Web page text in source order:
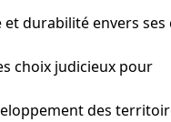
durabilité envers ses
choix judicieux pour
des